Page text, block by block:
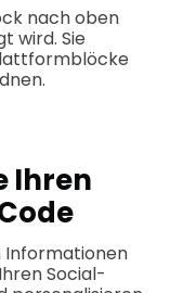
nach oben
wird. Sie
Ihren
Informationen
Social-